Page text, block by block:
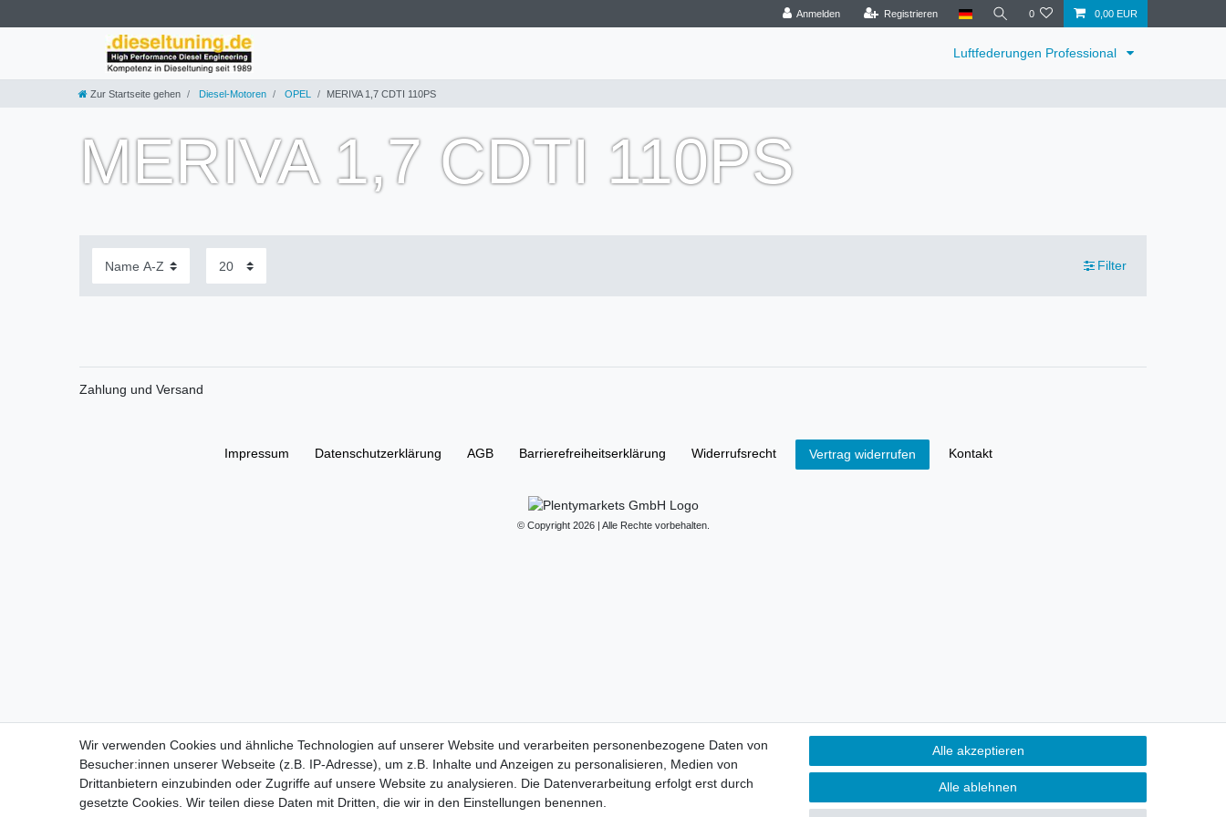
Anmelden Registrieren 0 0,00 EUR
Luftfederungen Professional
Zur Startseite gehen Diesel-Motoren OPEL MERIVA 1,7 CDTI 110PS
MERIVA 1,7 CDTI 110PS
Filter
Zahlung und Versand
Impressum Daten­schutz­erklärung AGB Barrierefreiheitserklärung Widerrufs­recht Vertrag widerrufen Kontakt
© Copyright 2026 | Alle Rechte vorbehalten.
Wir verwenden Cookies und ähnliche Technologien auf unserer Website und verarbeiten personenbezogene Daten von
Besucher:innen unserer Webseite (z.B. IP-Adresse), um z.B. Inhalte und Anzeigen zu personalisieren, Medien von
Drittanbietern einzubinden oder Zugriffe auf unsere Website zu analysieren. Die Datenverarbeitung erfolgt erst durch
gesetzte Cookies. Wir teilen diese Daten mit Dritten, die wir in den Einstellungen benennen.
Alle akzeptieren
Alle ablehnen